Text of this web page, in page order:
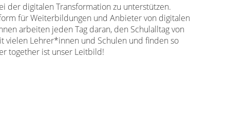
der digitalen Transformation zu unterstützen.
für Weiterbildungen und Anbieter von digitalen
arbeiten jeden Tag daran, den Schulalltag von
vielen Lehrer*innen und Schulen und finden so
together ist unser Leitbild!